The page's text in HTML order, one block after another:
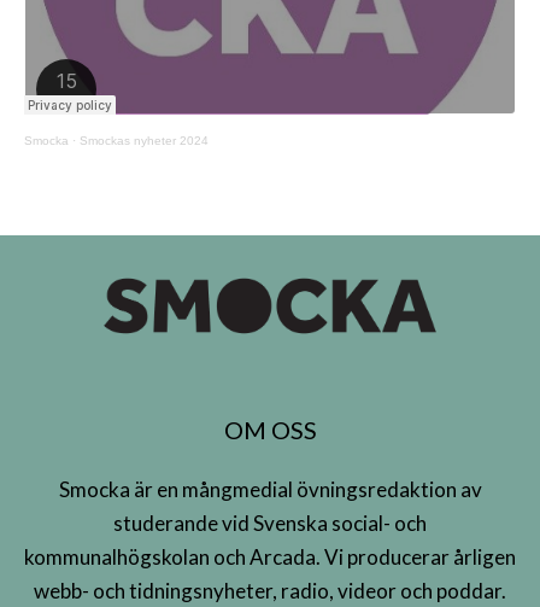
Smocka · Smockas nyheter 2024
OM OSS
Smocka är en mångmedial övningsredaktion av
studerande vid Svenska social- och
kommunalhögskolan och Arcada. Vi producerar årligen
webb- och tidningsnyheter, radio, videor och poddar.